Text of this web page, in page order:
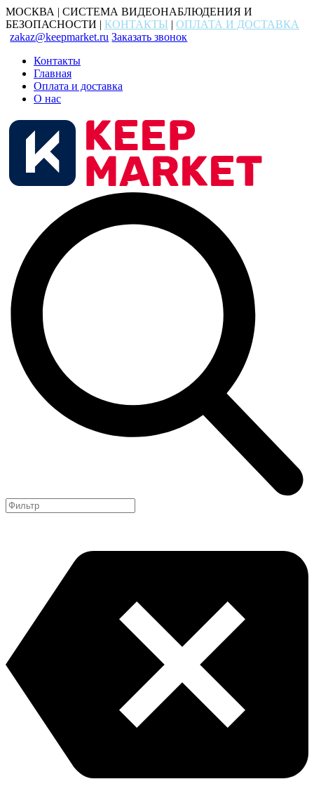
МОСКВА | СИСТЕМА ВИДЕОНАБЛЮДЕНИЯ И
БЕЗОПАСНОСТИ | КОНТАКТЫ | ОПЛАТА И ДОСТАВКА
zakaz@keepmarket.ru Заказать звонок
Контакты
Главная
Оплата и доставка
О нас